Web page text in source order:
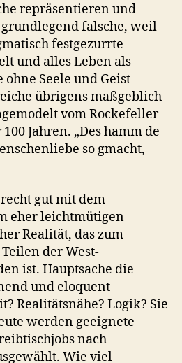
repräsentieren und
falsche, weil
festgezurrte
und alles Leben als
Seele und Geist
übrigens maßgeblich
vom Rockefeller-
Jahren. „Des hamm de
so gmacht,
gut mit dem
eher leichtmütigen
Realität, das zum
der West-
ist. Hauptsache die
und eloquent
Realitätsnähe? Logik? Sie
werden geeignete
nach
Wie viel